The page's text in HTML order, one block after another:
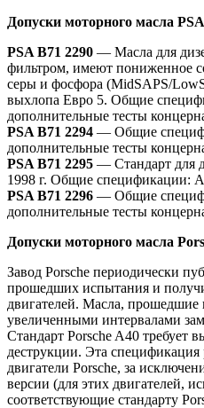
Допуски моторного масла
PSA B71 2290 — Масла для
фильтром, имеют пониженное
серы и фосфора (MidSAPS/
выхлопа Евро 5. Общие
дополнительные тесты
PSA B71 2294 — Общие
дополнительные тесты
PSA B71 2295 — Стандарт для
1998 г. Общие спецификации:
PSA B71 2296 — Общие
дополнительные тесты
Допуски моторного масла
Завод Porsche периодически
прошедших испытания и
двигателей. Масла, прошедшие
увеличенными интервалами
Стандарт Porsche A40 требует
деструкции. Эта спецификация
двигатели Porsche, за
версии (для этих двигателей,
соответствующие стандарту